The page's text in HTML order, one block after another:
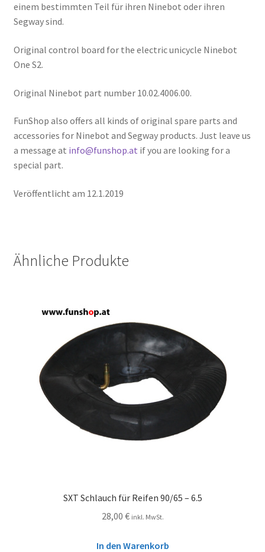
einem bestimmten Teil für ihren Ninebot oder ihren
Segway sind.
Original control board for the electric unicycle Ninebot
One S2.
Original Ninebot part number 10.02.4006.00.
FunShop also offers all kinds of original spare parts and
accessories for Ninebot and Segway products. Just leave us
a message at info@funshop.at if you are looking for a
special part.
Veröffentlicht am 12.1.2019
Ähnliche Produkte
SXT Schlauch für Reifen 90/65 – 6.5
28,00 € inkl. MwSt.
In den Warenkorb